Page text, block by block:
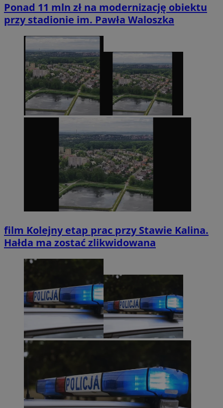
Ponad 11 mln zł na modernizację obiektu
przy stadionie im. Pawła Waloszka
film Kolejny etap prac przy Stawie Kalina.
Hałda ma zostać zlikwidowana